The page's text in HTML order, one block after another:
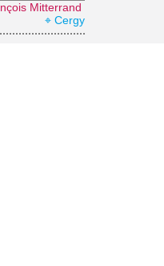
Mitterrand
⌖ Cergy